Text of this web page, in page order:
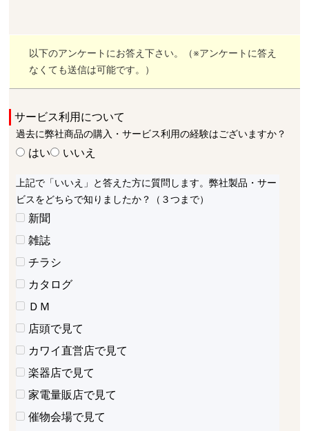
以下のアンケートにお答え下さい。（※アンケートに答え
なくても送信は可能です。）
サービス利用について
過去に弊社商品の購入・サービス利用の経験はございますか？
はい いいえ
上記で「いいえ」と答えた方に質問します。弊社製品・サー
ビスをどちらで知りましたか？（３つまで）
新聞
雑誌
チラシ
カタログ
ＤＭ
店頭で見て
カワイ直営店で見て
楽器店で見て
家電量販店で見て
催物会場で見て